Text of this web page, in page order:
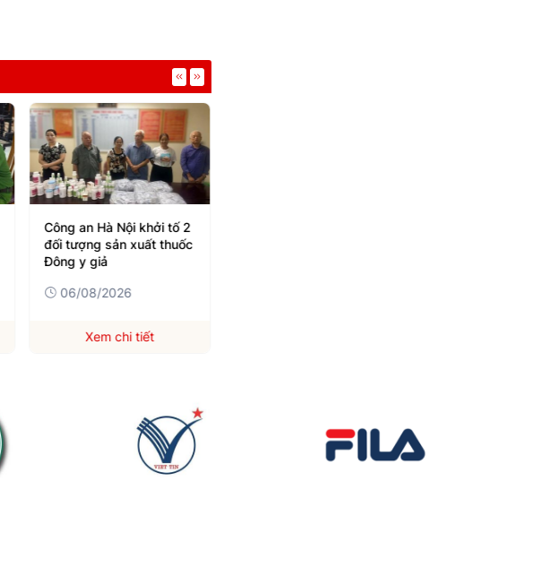
Công an Hà Nội khởi tố 2
đối tượng sản xuất thuốc
Đông y giả
06/08/2026
Xem chi tiết